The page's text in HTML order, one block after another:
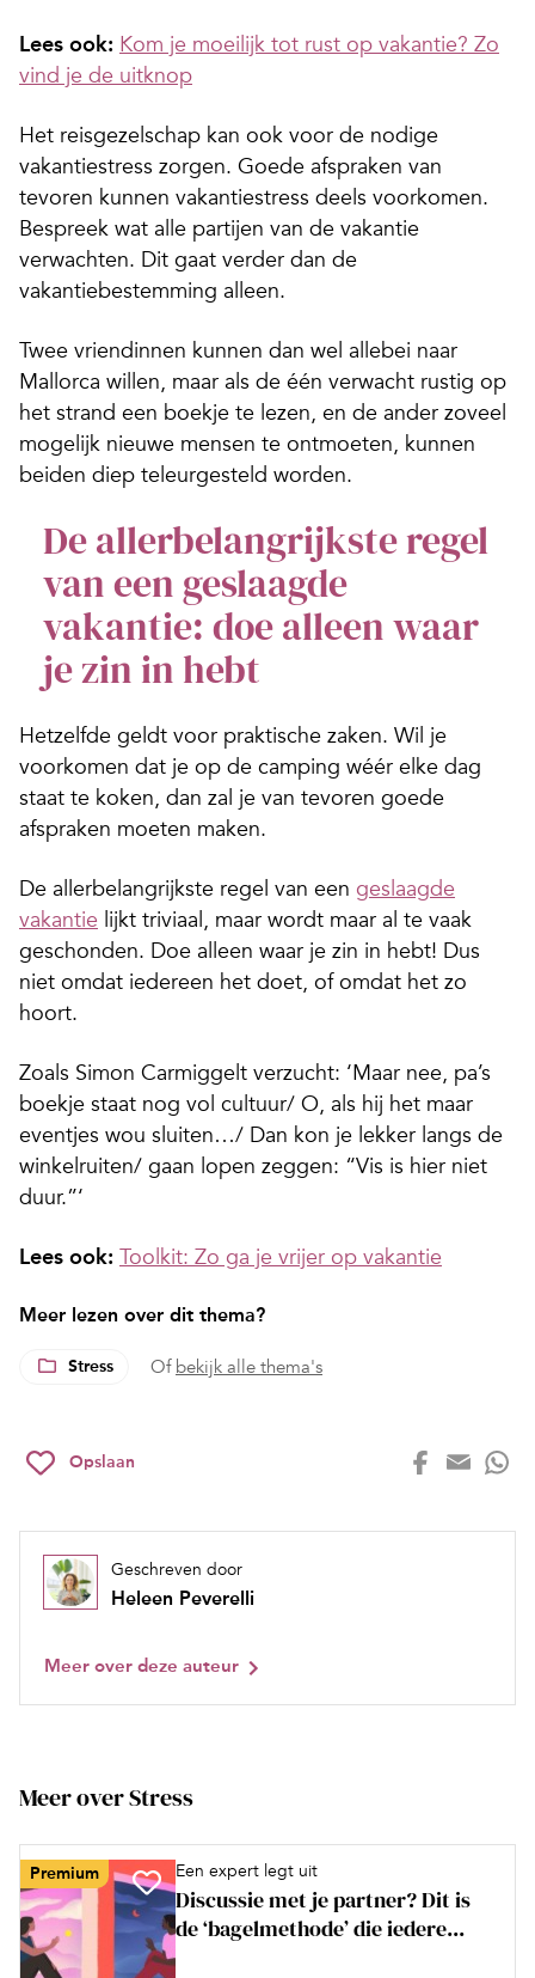
Lees ook: Kom je moeilijk tot rust op vakantie? Zo
vind je de uitknop
Het reisgezelschap kan ook voor de nodige
vakantiestress zorgen. Goede afspraken van
tevoren kunnen vakantiestress deels voorkomen.
Bespreek wat alle partijen van de vakantie
verwachten. Dit gaat verder dan de
vakantiebestemming alleen.
Twee vriendinnen kunnen dan wel allebei naar
Mallorca willen, maar als de één verwacht rustig op
het strand een boekje te lezen, en de ander zoveel
mogelijk nieuwe mensen te ontmoeten, kunnen
beiden diep teleurgesteld worden.
De allerbelangrijkste regel
van een geslaagde
vakantie: doe alleen waar
je zin in hebt
Hetzelfde geldt voor praktische zaken. Wil je
voorkomen dat je op de camping wéér elke dag
staat te koken, dan zal je van tevoren goede
afspraken moeten maken.
De allerbelangrijkste regel van een geslaagde
vakantie lijkt triviaal, maar wordt maar al te vaak
geschonden. Doe alleen waar je zin in hebt! Dus
niet omdat iedereen het doet, of omdat het zo
hoort.
Zoals Simon Carmiggelt verzucht: ‘Maar nee, pa’s
boekje staat nog vol cultuur/ O, als hij het maar
eventjes wou sluiten…/ Dan kon je lekker langs de
winkelruiten/ gaan lopen zeggen: “Vis is hier niet
duur.”‘
Lees ook: Toolkit: Zo ga je vrijer op vakantie
Meer lezen over dit thema?
Stress Of bekijk alle thema's
Opslaan
Geschreven door
Heleen Peverelli
Meer over deze auteur
Meer over Stress
Premium Een expert legt uit
Discussie met je partner? Dit is
de ‘bagelmethode’ die iedere...